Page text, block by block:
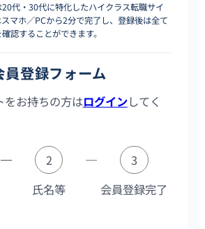
代・30代に特化したハイクラス転職サイ
マホ／PCから2分で完了し、登録後は全て
認することができます。
員登録フォーム
をお持ちの方はログインしてく
2
氏名等
3
会員登録完了